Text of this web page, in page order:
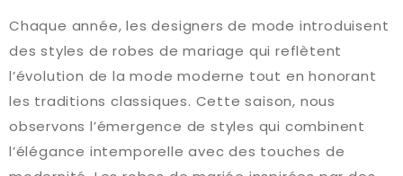
Chaque année, les designers de mode introduisent
des styles de robes de mariage qui reflètent
l’évolution de la mode moderne tout en honorant
les traditions classiques. Cette saison, nous
observons l’émergence de styles qui combinent
l’élégance intemporelle avec des touches de